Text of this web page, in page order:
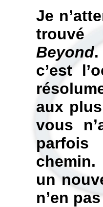
Je
trouvé
Beyond.
c’est
aux
vous
parfois
un
n’en